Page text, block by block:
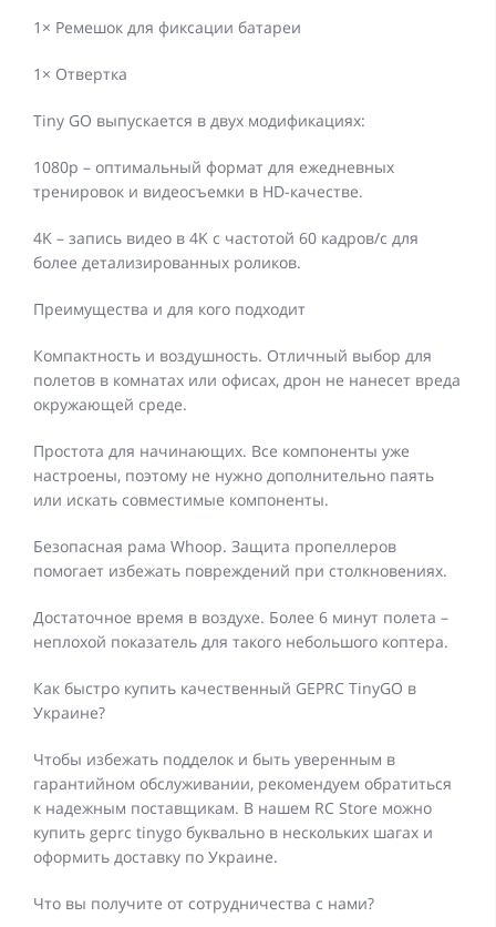
1× Ремешок для фиксации батареи
1× Отвертка
Tiny GO выпускается в двух модификациях:
1080p – оптимальный формат для ежедневных
тренировок и видеосъемки в HD-качестве.
4K – запись видео в 4K с частотой 60 кадров/с для
более детализированных роликов.
Преимущества и для кого подходит
Компактность и воздушность. Отличный выбор для
полетов в комнатах или офисах, дрон не нанесет вреда
окружающей среде.
Простота для начинающих. Все компоненты уже
настроены, поэтому не нужно дополнительно паять
или искать совместимые компоненты.
Безопасная рама Whoop. Защита пропеллеров
помогает избежать повреждений при столкновениях.
Достаточное время в воздухе. Более 6 минут полета –
неплохой показатель для такого небольшого коптера.
Как быстро купить качественный GEPRC TinyGO в
Украине?
Чтобы избежать подделок и быть уверенным в
гарантийном обслуживании, рекомендуем обратиться
к надежным поставщикам. В нашем RC Store можно
купить geprc tinygo буквально в нескольких шагах и
оформить доставку по Украине.
Что вы получите от сотрудничества с нами?